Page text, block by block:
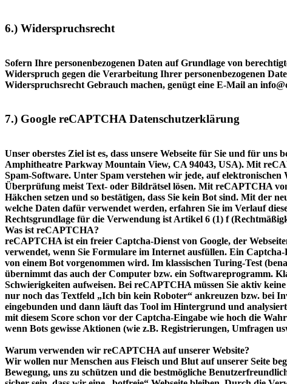
6.) Widerspruchsrecht
Sofern Ihre personenbezogenen Daten auf Grundlage von
Widerspruch gegen die Verarbeitung Ihrer personenbezogenen
Widerspruchsrecht Gebrauch machen, genügt eine E-Mail an
7.) Google reCAPTCHA Datenschutzerklärung
Unser oberstes Ziel ist es, dass unsere Webseite für Sie und für
Amphitheatre Parkway Mountain View, CA 94043, USA). Mit
Spam-Software. Unter Spam verstehen wir jede, auf
Überprüfung meist Text- oder Bildrätsel lösen. Mit reCAPTCHA
Häkchen setzen und so bestätigen, dass Sie kein Bot sind. Mit der
welche Daten dafür verwendet werden, erfahren Sie im Verlauf
Rechtsgrundlage für die Verwendung ist Artikel 6 (1) f
Was ist reCAPTCHA?
reCAPTCHA ist ein freier Captcha-Dienst von Google, der
verwendet, wenn Sie Formulare im Internet ausfüllen. Ein
von einem Bot vorgenommen wird. Im klassischen Turing-Test
übernimmt das auch der Computer bzw. ein Softwareprogramm.
Schwierigkeiten aufweisen. Bei reCAPTCHA müssen Sie aktiv
nur noch das Textfeld „Ich bin kein Roboter“ ankreuzen bzw. bei
eingebunden und dann läuft das Tool im Hintergrund und
mit diesem Score schon vor der Captcha-Eingabe wie hoch die
wenn Bots gewisse Aktionen (wie z.B. Registrierungen, Umfragen
Warum verwenden wir reCAPTCHA auf unserer Website?
Wir wollen nur Menschen aus Fleisch und Blut auf unserer Seite
Bewegung, uns zu schützen und die bestmögliche